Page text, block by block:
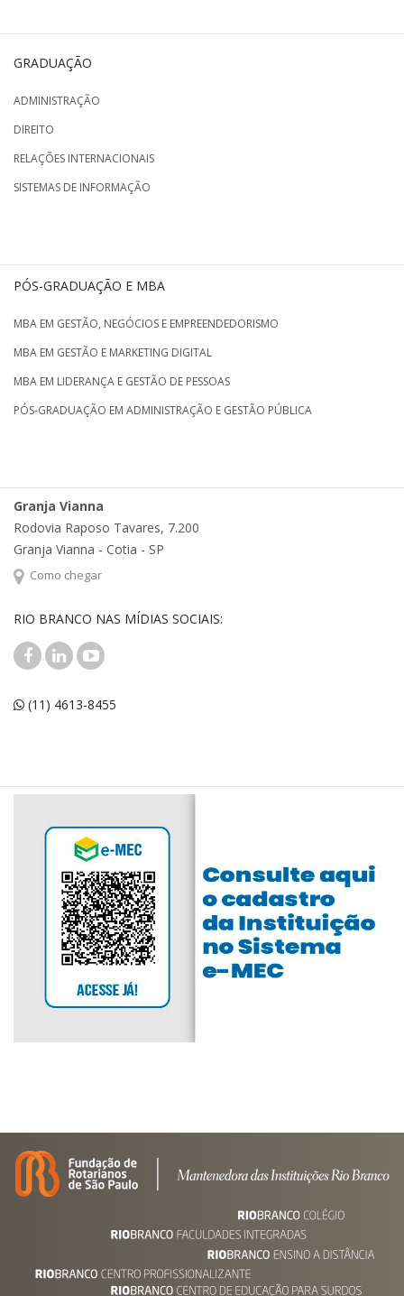
GRADUAÇÃO
ADMINISTRAÇÃO
DIREITO
RELAÇÕES INTERNACIONAIS
SISTEMAS DE INFORMAÇÃO
PÓS-GRADUAÇÃO E MBA
MBA EM GESTÃO, NEGÓCIOS E EMPREENDEDORISMO
MBA EM GESTÃO E MARKETING DIGITAL
MBA EM LIDERANÇA E GESTÃO DE PESSOAS
PÓS-GRADUAÇÃO EM ADMINISTRAÇÃO E GESTÃO PÚBLICA
Granja Vianna
Rodovia Raposo Tavares, 7.200
Granja Vianna - Cotia - SP
Como chegar
RIO BRANCO NAS MÍDIAS SOCIAIS:
(11) 4613-8455